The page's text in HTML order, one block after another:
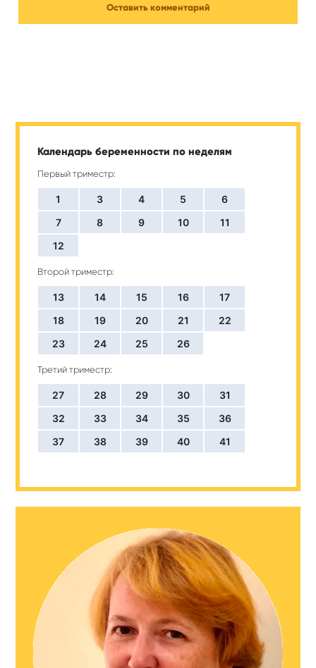
Календарь беременности по неделям
Первый триместр:
1 3 4 5
6
7
8 9 10
11
12
Второй триместр:
13 14 15 16
17
18
19 20 21
22
23
24 25 26
Третий триместр:
27 28 29 30
31
32
33 34 35
36
37
38 39 40 41